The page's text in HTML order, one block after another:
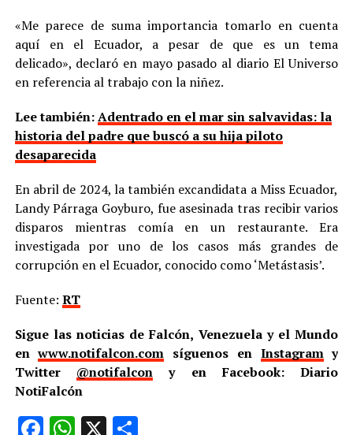
«Me parece de suma importancia tomarlo en cuenta
aquí en el Ecuador, a pesar de que es un tema
delicado», declaró en mayo pasado al diario El Universo
en referencia al trabajo con la niñez.
Lee también:Adentrado en el mar sin salvavidas: la
historia del padre que buscó a su hija piloto
desaparecida
En abril de 2024, la también excandidata a Miss Ecuador,
Landy Párraga Goyburo, fue asesinada tras recibir varios
disparos mientras comía en un restaurante. Era
investigada por uno de los casos más grandes de
corrupción en el Ecuador, conocido como ‘Metástasis’.
Fuente: RT
Sigue las noticias de Falcón, Venezuela y el Mundo
enwww.notifalcon.com síguenos en Instagramy
Twitter @notifalcon y en Facebook: Diario
NotiFalcón
Facebook
WhatsApp
X Compartir